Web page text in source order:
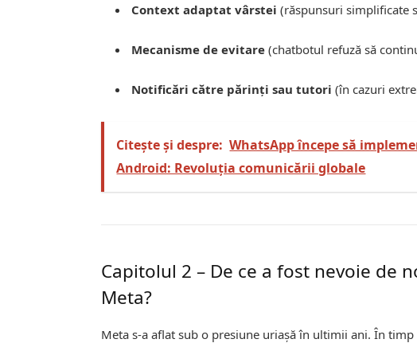
Context adaptat vârstei (răspunsuri simplificate
Mecanisme de evitare (chatbotul refuză să
Notificări către părinți sau tutori (în cazuri
Citește și despre: WhatsApp începe să
Android: Revoluția comunicării globale
Capitolul 2 – De ce a fost nevoie de
Meta?
Meta s-a aflat sub o presiune uriașă în ultimii ani. În